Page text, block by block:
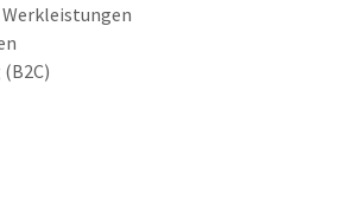
Werkleistungen